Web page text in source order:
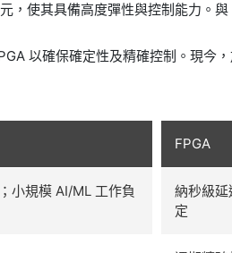
使其具備高度彈性與控制能力。
以確保確定性及精確控制。現
FPGA
小規模 AI/ML 工作負
納秒級
定